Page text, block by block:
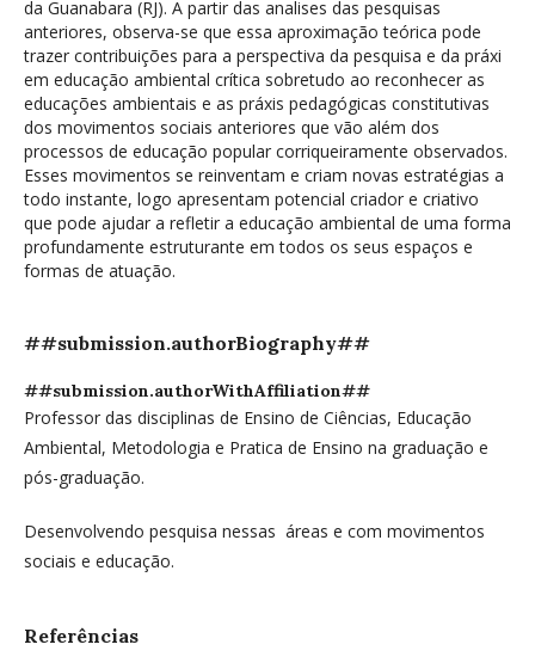
da Guanabara (RJ). A partir das analises das pesquisas
anteriores, observa-se que essa aproximação teórica pode
trazer contribuições para a perspectiva da pesquisa e da práxi
em educação ambiental crítica sobretudo ao reconhecer as
educações ambientais e as práxis pedagógicas constitutivas
dos movimentos sociais anteriores que vão além dos
processos de educação popular corriqueiramente observados.
Esses movimentos se reinventam e criam novas estratégias a
todo instante, logo apresentam potencial criador e criativo
que pode ajudar a refletir a educação ambiental de uma forma
profundamente estruturante em todos os seus espaços e
formas de atuação.
##submission.authorBiography##
##submission.authorWithAffiliation##
Professor das disciplinas de Ensino de Ciências, Educação
Ambiental, Metodologia e Pratica de Ensino na graduação e
pós-graduação.
Desenvolvendo pesquisa nessas áreas e com movimentos
sociais e educação.
Referências